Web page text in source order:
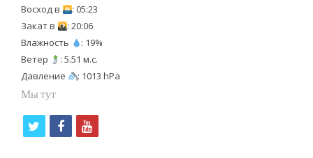
Восход в
: 05:23
Закат в
: 20:06
Влажность
: 19%
Ветер
: 5.51 м.с.
Давление
: 1013 hPa
Мы тут
f
y